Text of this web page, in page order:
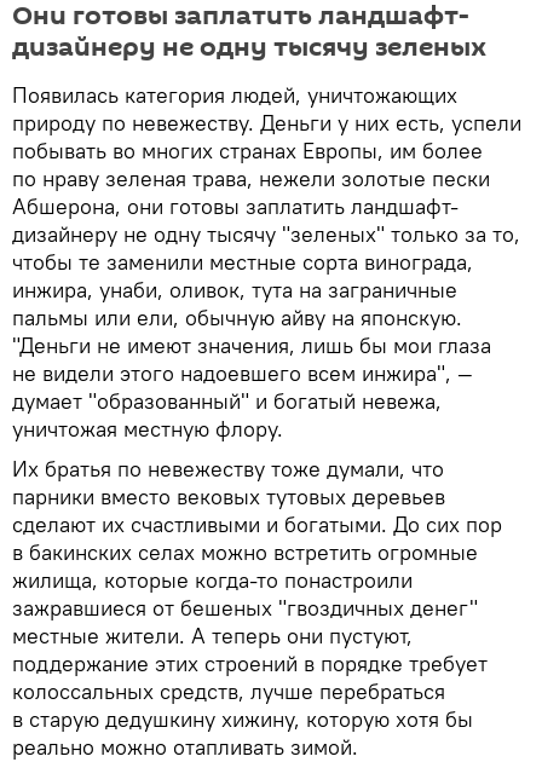
Они готовы заплатить ландшафт-
дизайнеру не одну тысячу зеленых
Появилась категория людей, уничтожающих
природу по невежеству. Деньги у них есть, успели
побывать во многих странах Европы, им более
по нраву зеленая трава, нежели золотые пески
Абшерона, они готовы заплатить ландшафт-
дизайнеру не одну тысячу "зеленых" только за то,
чтобы те заменили местные сорта винограда,
инжира, унаби, оливок, тута на заграничные
пальмы или ели, обычную айву на японскую.
"Деньги не имеют значения, лишь бы мои глаза
не видели этого надоевшего всем инжира", —
думает "образованный" и богатый невежа,
уничтожая местную флору.
Их братья по невежеству тоже думали, что
парники вместо вековых тутовых деревьев
сделают их счастливыми и богатыми. До сих пор
в бакинских селах можно встретить огромные
жилища, которые когда-то понастроили
зажравшиеся от бешеных "гвоздичных денег"
местные жители. А теперь они пустуют,
поддержание этих строений в порядке требует
колоссальных средств, лучше перебраться
в старую дедушкину хижину, которую хотя бы
реально можно отапливать зимой.